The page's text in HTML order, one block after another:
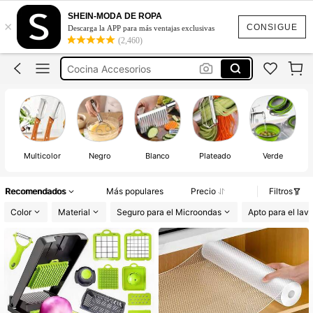
CONSIGUE
×
SHEIN-MODA DE ROPA
Descarga la APP para más ventajas exclusivas
(2,460)
Cocina
Hogar
Cocina Y Hogar
Cocina Accesorios
Cocina
Multicolor Negro Blanco Plateado Verde
Recomendados Más populares Precio
Filtros
Color
Material Seguro para el Microondas Apto para el